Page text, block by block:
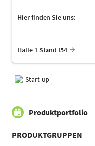
Hier finden Sie uns:
Halle 1 Stand I54
Start-up
Produktportfolio
PRODUKTGRUPPEN